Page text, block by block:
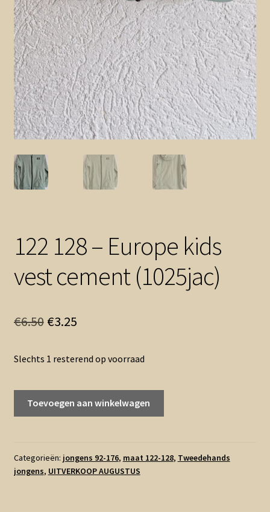
122 128 – Europe kids
vest cement (1025jac)
€6.50 Oorspronkelijke
was:
€6.50.
€3.25Huidige
is:
€3.25.
Slechts 1 resterend op voorraad
kids
vest
Toevoegen aan winkelwagen
Categorieën: jongens 92-176, maat 122-128, Tweedehands
jongens, UITVERKOOP AUGUSTUS